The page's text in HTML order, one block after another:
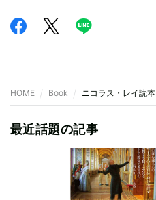
HOME Book ニコラス・レイ読
最近話題の記事